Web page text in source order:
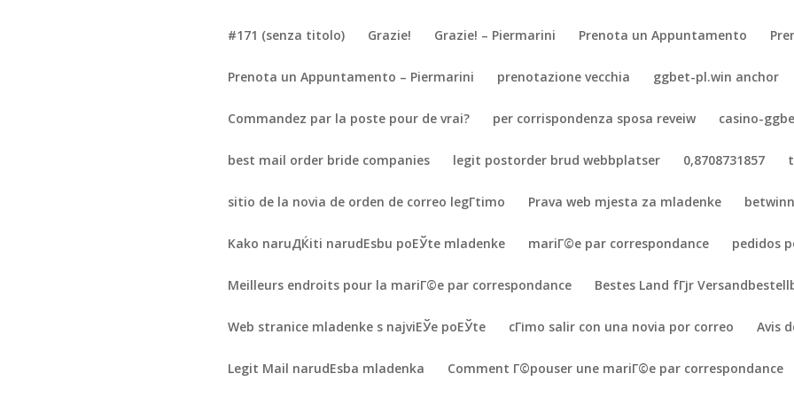
#171 (senza titolo) Grazie! Grazie! – Piermarini Prenota un Appuntamento
Prenota un Appuntamento – Piermarini prenotazione vecchia ggbet-pl.win anchor
Commandez par la poste pour de vrai? per corrispondenza sposa reveiw casino-
best mail order bride companies legit postorder brud webbplatser 0,8708731857
sitio de la novia de orden de correo legГ­timo Prava web mjesta za mladenke
Kako naruДЌiti narudЕѕbu poЕЎte mladenke mariГ©e par correspondance pedidos
Meilleurs endroits pour la mariГ©e par correspondance Bestes Land fГјr
Web stranice mladenke s najviЕЎe poЕЎte cГіmo salir con una novia por correo Avis
Legit Mail narudЕѕba mladenka Comment Г©pouser une mariГ©e par correspondance